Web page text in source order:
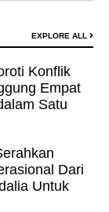
EXPLORE ALL
Konflik
Empat
Satu
Dari
Untuk